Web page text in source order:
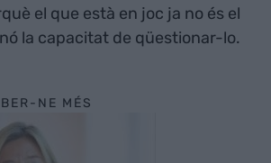
el que està en joc ja no és el
la capacitat de qüestionar-lo.
NE MÉS